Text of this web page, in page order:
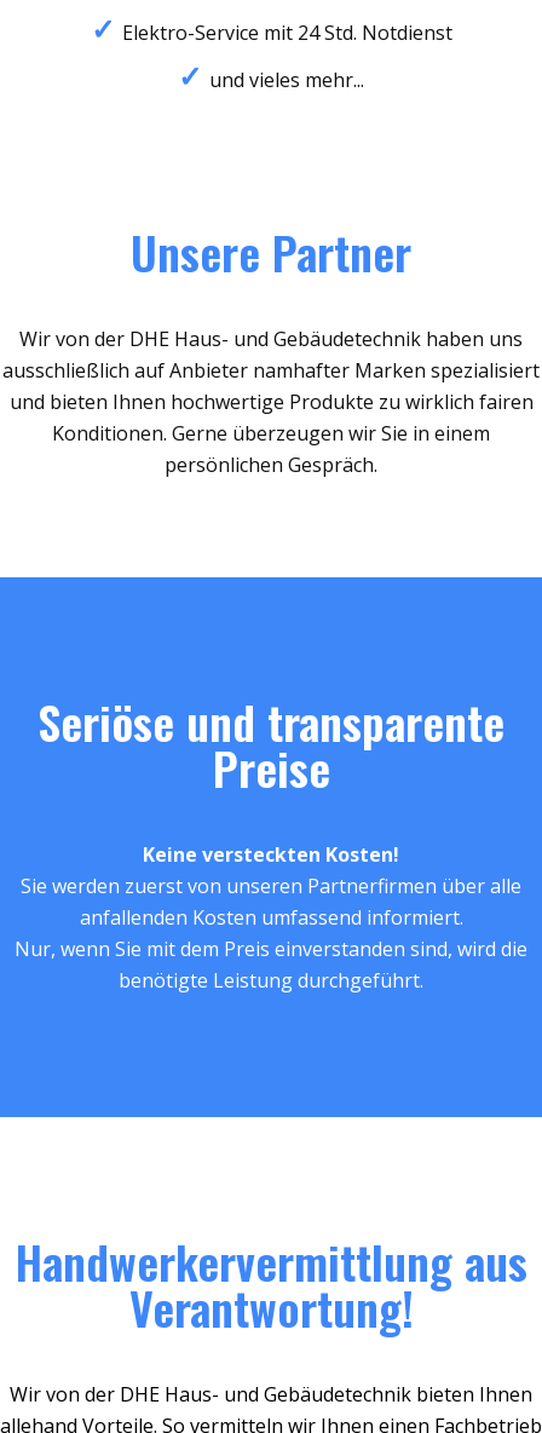
Elektro-Service mit 24 Std. Notdienst
und vieles mehr...
Unsere Partner
Wir von der DHE Haus- und Gebäudetechnik haben uns
ausschließlich auf Anbieter namhafter Marken spezialisiert
und bieten Ihnen hochwertige Produkte zu wirklich fairen
Konditionen. Gerne überzeugen wir Sie in einem
persönlichen Gespräch.
Seriöse und transparente
Preise
Keine versteckten Kosten!
Sie werden zuerst von unseren Partnerfirmen über alle
anfallenden Kosten umfassend informiert.
Nur, wenn Sie mit dem Preis einverstanden sind, wird die
benötigte Leistung durchgeführt.
Handwerkervermittlung aus
Verantwortung!
Wir von der DHE Haus- und Gebäudetechnik bieten Ihnen
allehand Vorteile. So vermitteln wir Ihnen einen Fachbetrieb